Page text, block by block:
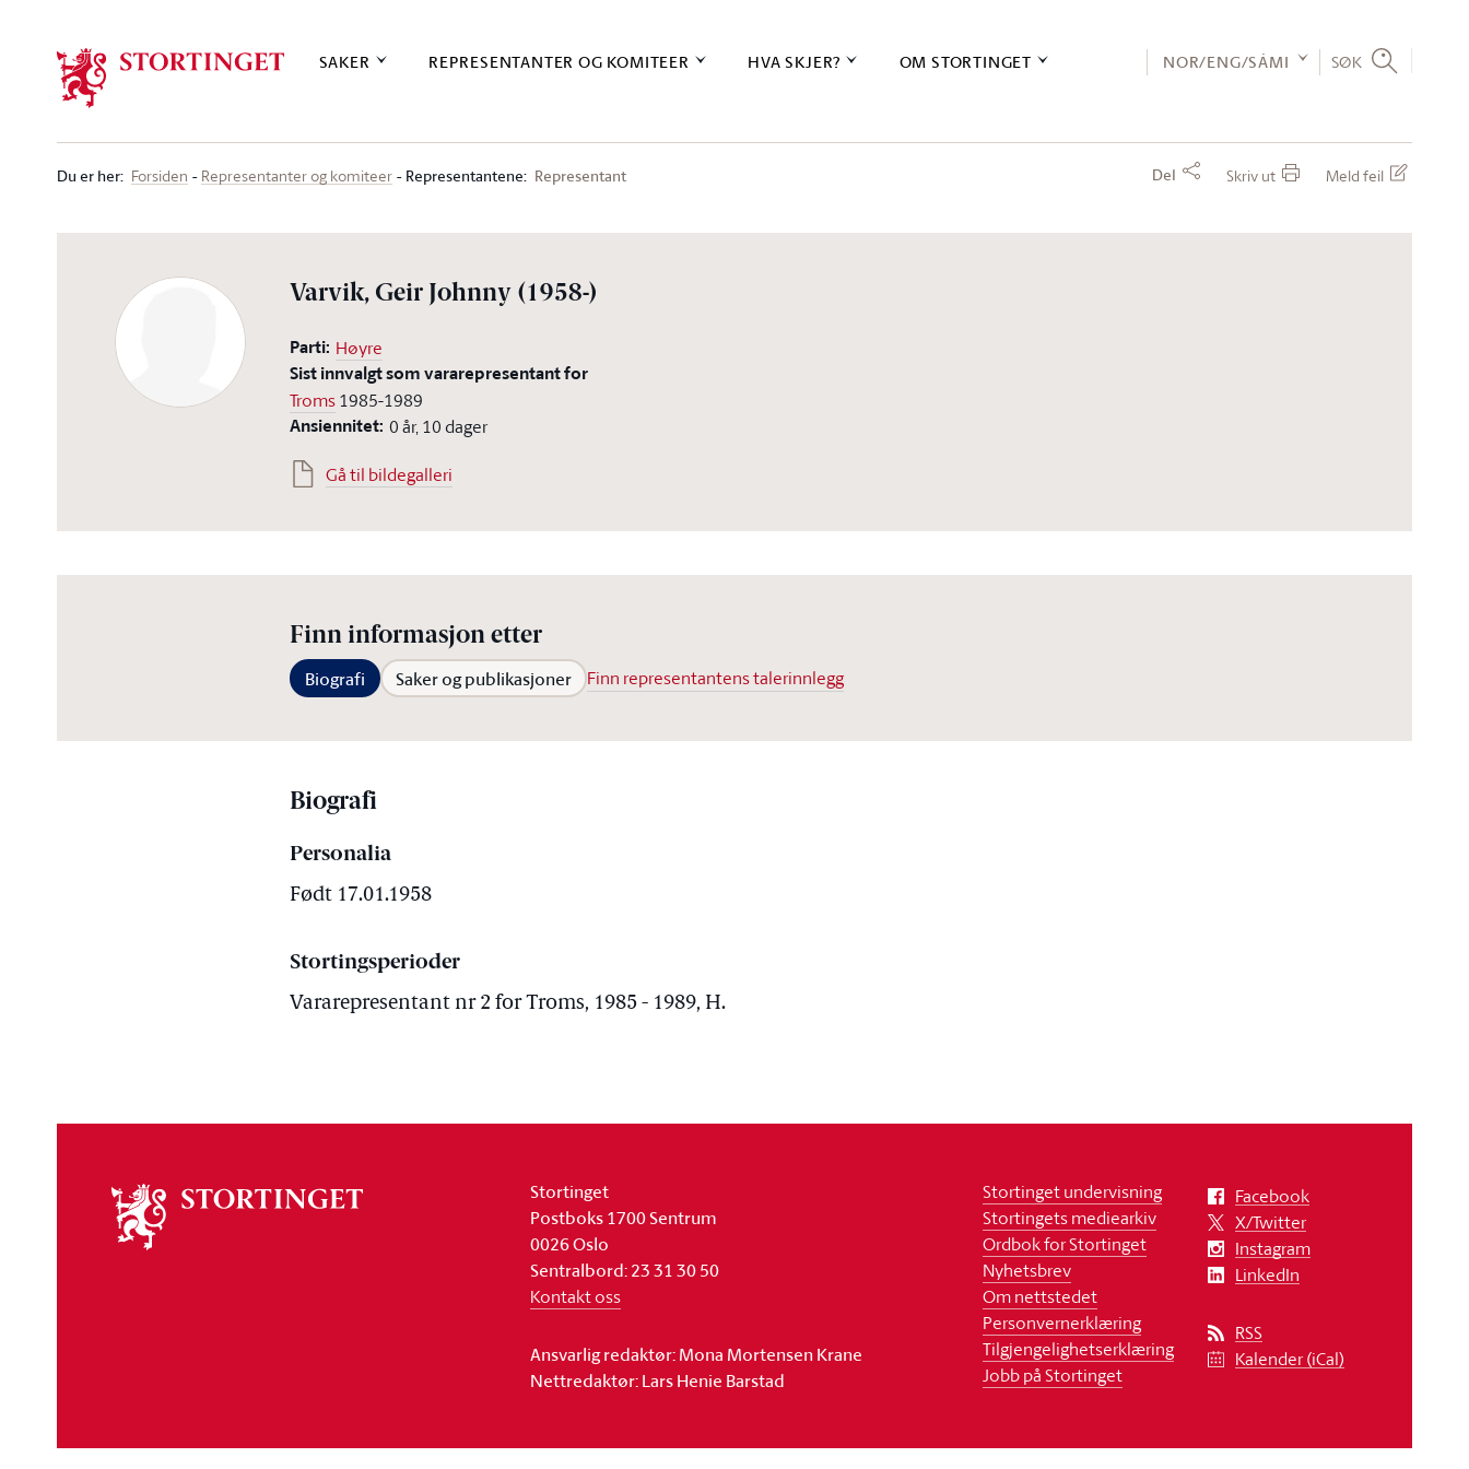
SAKER REPRESENTANTER OG KOMITEER HVA SKJER? OM STORTINGET NOR/ENG/SÁMI SØK
Du er her: Forsiden Representanter og komiteer Representantene: Representant Del Skriv ut Meld feil
Varvik, Geir Johnny (1958-)
Parti: Høyre
Sist innvalgt som vararepresentant for
Troms1985-1989
Ansiennitet: 0 år, 10 dager
Gå til bildegalleri
Finn informasjon etter
Biografi Saker og publikasjoner Finn representantens talerinnlegg
Biografi
Personalia
Født 17.01.1958
Stortingsperioder
Vararepresentant nr 2 for Troms, 1985 - 1989, H.
stortinget
Stortinget
Postboks 1700 Sentrum
0026 Oslo
Sentralbord: 23 31 30 50
Kontakt oss
Ansvarlig redaktør: Mona Mortensen Krane
Nettredaktør: Lars Henie Barstad
Stortinget undervisning
Stortingets mediearkiv
Ordbok for Stortinget
Nyhetsbrev
Om nettstedet
Personvernerklæring
Tilgjengelighetserklæring
Jobb på Stortinget
Facebook
X/Twitter
Instagram
LinkedIn
RSS
Kalender (iCal)